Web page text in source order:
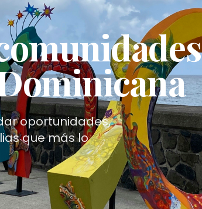
oportunidades,
que más lo